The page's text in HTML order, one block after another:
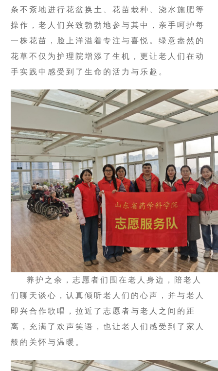
条不紊地进行花盆换土、花苗栽种、浇水施肥等
操作，老人们兴致勃勃地参与其中，亲手呵护每
一株花苗，脸上洋溢着专注与喜悦。绿意盎然的
花草不仅为护理院增添了生机，更让老人们在动
手实践中感受到了生命的活力与乐趣。
养护之余，志愿者们围在老人身边，陪老人
们聊天谈心，认真倾听老人们的心声，并与老人
即兴合作歌唱，拉近了志愿者与老人之间的距
离，充满了欢声笑语，也让老人们感受到了家人
般的关怀与温暖。